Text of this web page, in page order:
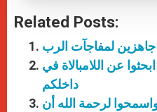
Related Posts:
لمفاجآت الرب
عن اللامبالاة في
داخلكم
واسمحوا لرحمة الله أن